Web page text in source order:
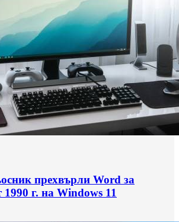
прехвърли Word за
г. на Windows 11